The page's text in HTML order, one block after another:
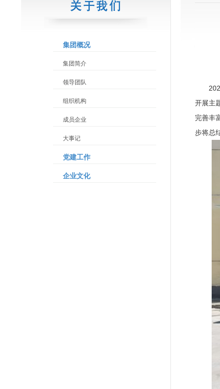
集团概况
集团简介
领导团队
组织机构
成员企业
大事记
党建工作
企业文化
开展主
完善丰
步将总